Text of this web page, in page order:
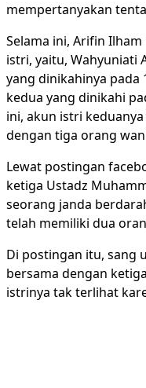
mempertanyakan
Selama ini, Arifin
istri, yaitu, Wahyuniati
yang dinikahinya pada
kedua yang dinikahi
ini, akun istri
dengan tiga orang
Lewat postingan
ketiga Ustadz
seorang janda
telah memiliki dua
Di postingan itu, sang
bersama dengan
istrinya tak terlihat